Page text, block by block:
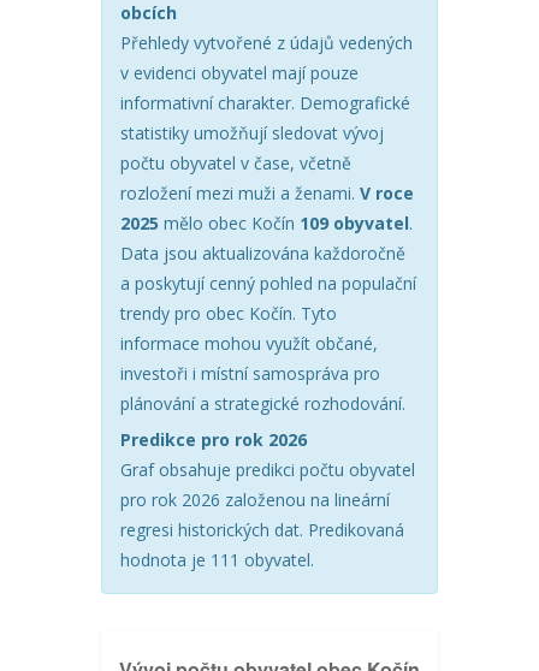
obcích
Přehledy vytvořené z údajů vedených
v evidenci obyvatel mají pouze
informativní charakter. Demografické
statistiky umožňují sledovat vývoj
počtu obyvatel v čase, včetně
rozložení mezi muži a ženami. V roce
2025 mělo obec Kočín 109 obyvatel.
Data jsou aktualizována každoročně
a poskytují cenný pohled na populační
trendy pro obec Kočín. Tyto
informace mohou využít občané,
investoři i místní samospráva pro
plánování a strategické rozhodování.
Predikce pro rok 2026
Graf obsahuje predikci počtu obyvatel
pro rok 2026 založenou na lineární
regresi historických dat. Predikovaná
hodnota je 111 obyvatel.